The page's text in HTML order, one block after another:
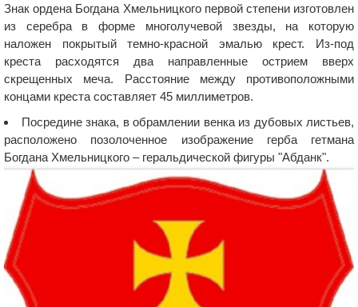
Знак ордена Богдана Хмельницкого первой степени изготовлен
из серебра в форме многолучевой звезды, на которую
наложен покрытый темно-красной эмалью крест. Из-под
креста расходятся два направленные острием вверх
скрещенных меча. Расстояние между противоположными
концами креста составляет 45 миллиметров.
Посредине знака, в обрамлении венка из дубовых листьев,
расположено позолоченное изображение герба гетмана
Богдана Хмельницкого – геральдической фигуры "Абданк".